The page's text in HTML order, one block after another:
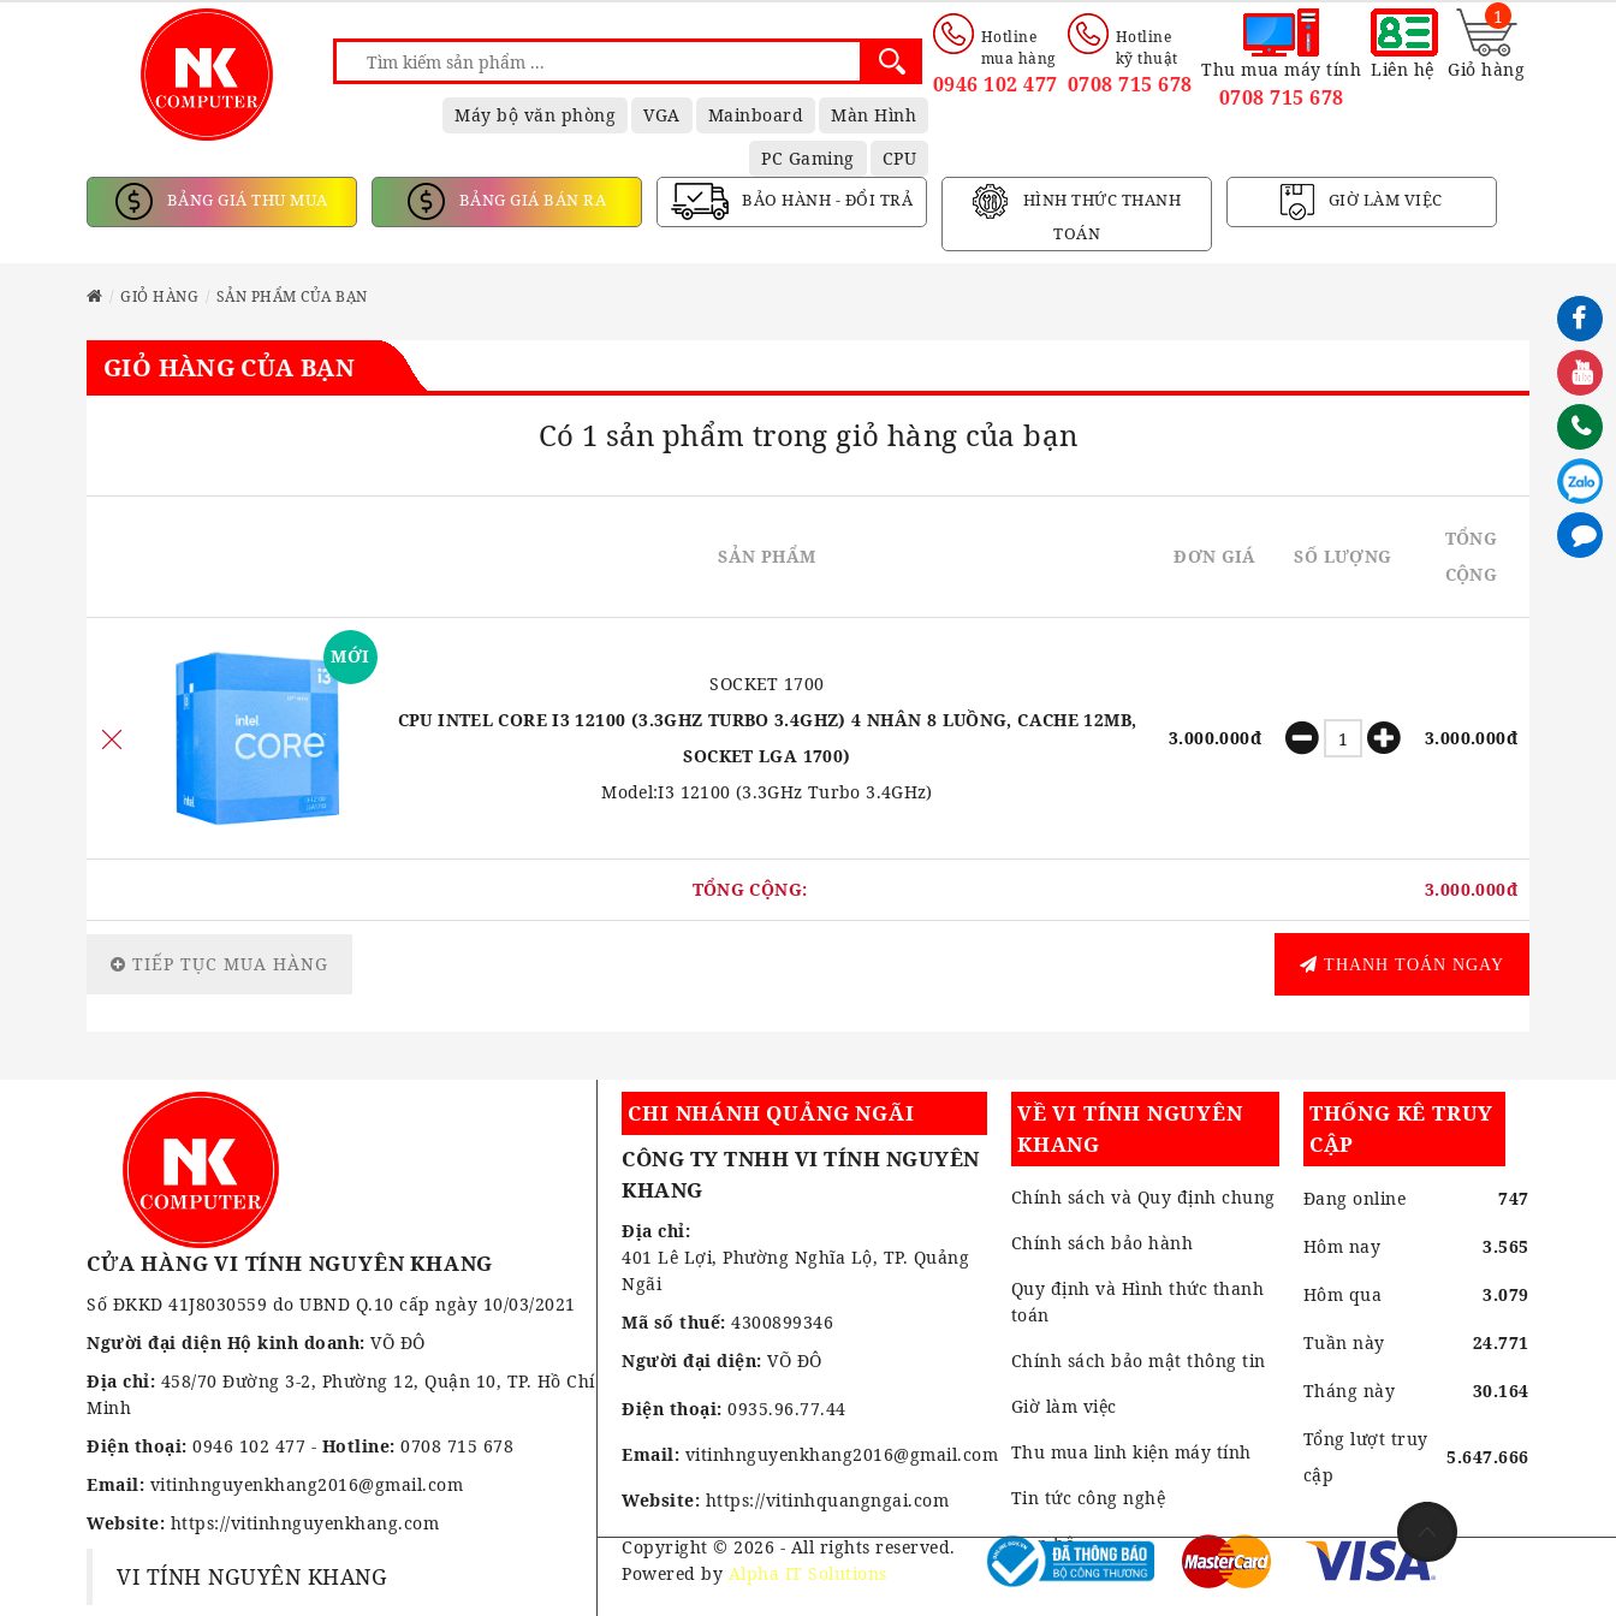
Máy bộ văn phòng VGA Mainboard
Màn Hình
PC Gaming
CPU
Hotline
mua hàng
0946 102 477
Hotline
kỹ thuật
0708 715 678
Thu mua máy tính
0708 715 678
Liên hệ Giỏ hàng
1
BẢNG GIÁ THU MUA BẢNG GIÁ BÁN RA BẢO HÀNH - ĐỔI TRẢ
HÌNH THỨC THANH
TOÁN
GIỜ LÀM VIỆC
GIỎ HÀNG SẢN PHẨM CỦA BẠN
GIỎ HÀNG CỦA BẠN
Có 1 sản phẩm trong giỏ hàng của bạn
SẢN PHẨM ĐƠN GIÁ SỐ LƯỢNG
TỔNG
CỘNG
MỚI
SOCKET 1700
CPU INTEL CORE I3 12100 (3.3GHZ TURBO 3.4GHZ) 4 NHÂN 8 LUỒNG, CACHE 12MB,
SOCKET LGA 1700)
Model:I3 12100 (3.3GHz Turbo 3.4GHz)
3.000.000đ 3.000.000đ
TỔNG CỘNG: 3.000.000đ
TIẾP TỤC MUA HÀNG THANH TOÁN NGAY
CỬA HÀNG VI TÍNH NGUYÊN KHANG
Số ĐKKD 41J8030559 do UBND Q.10 cấp ngày 10/03/2021
Người đại diện Hộ kinh doanh: VÕ ĐÔ
Địa chỉ: 458/70 Đường 3-2, Phường 12, Quận 10, TP. Hồ Chí
Minh
Điện thoại: 0946 102 477 - Hotline: 0708 715 678
Email: vitinhnguyenkhang2016@gmail.com
Website: https://vitinhnguyenkhang.com
VI TÍNH NGUYÊN KHANG
CHI NHÁNH QUẢNG NGÃI
CÔNG TY TNHH VI TÍNH NGUYÊN
KHANG
Địa chỉ:
401 Lê Lợi, Phường Nghĩa Lộ, TP. Quảng
Ngãi
Mã số thuế:4300899346
Người đại diện: VÕ ĐÔ
Điện thoại:0935.96.77.44
Email: vitinhnguyenkhang2016@gmail.com
Website: https://vitinhquangngai.com
VỀ VI TÍNH NGUYÊN
KHANG
Chính sách và Quy định chung
Chính sách bảo hành
Quy định và Hình thức thanh
toán
Chính sách bảo mật thông tin
Giờ làm việc
Thu mua linh kiện máy tính
Tin tức công nghệ
Liên hệ
THỐNG KÊ TRUY
CẬP
Đang online 747
Hôm nay 3.565
Hôm qua 3.079
Tuần này 24.771
Tháng này 30.164
Tổng lượt truy
cập
5.647.666
Copyright © 2026 - All rights reserved.
Powered by Alpha IT Solutions